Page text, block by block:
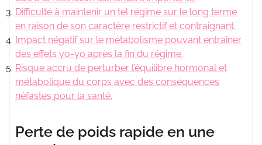
Difficulté à maintenir un tel régime sur le long terme
en raison de son caractère restrictif et contraignant.
Impact négatif sur le métabolisme pouvant entraîner
des effets yo-yo après la fin du régime.
Risque accru de perturber l’équilibre hormonal et
métabolique du corps avec des conséquences
néfastes pour la santé.
Perte de poids rapide en une